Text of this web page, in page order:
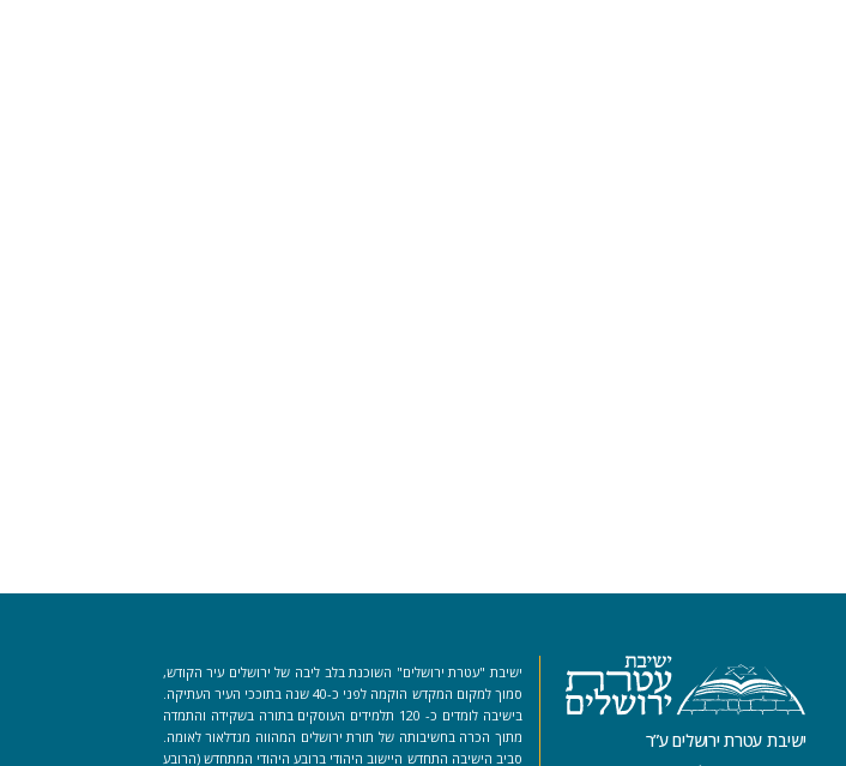
ישיבת עטרת ירושלים ע”ר
ישיבת "עטרת ירושלים" השוכנת בלב ליבה של ירושלים עיר הקודש,
סמוך למקום המקדש הוקמה לפני כ-40 שנה בתוככי העיר העתיקה.
בישיבה לומדים כ- 120 תלמידים העוסקים בתורה בשקידה והתמדה
מתוך הכרה בחשיבותה של תורת ירושלים המהווה מגדלאור לאומה.
סביב הישיבה התחדש היישוב היהודי ברובע היהודי המתחדש (הרובע